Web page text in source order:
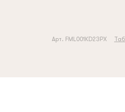
Арт. FML001KD23PX